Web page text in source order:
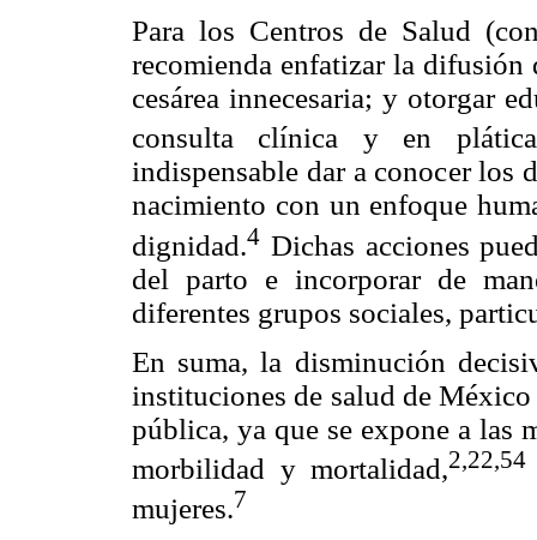
Para los Centros de Salud
recomienda enfatizar la
cesárea innecesaria; y otorgar
consulta clínica y en
indispensable dar a conocer los
nacimiento con un enfoque
dignidad.4 Dichas acciones
del parto e incorporar de
diferentes grupos sociales,
En suma, la disminución
instituciones de salud de
pública, ya que se expone a las
morbilidad y mortalidad,2,22,54
mujeres.7